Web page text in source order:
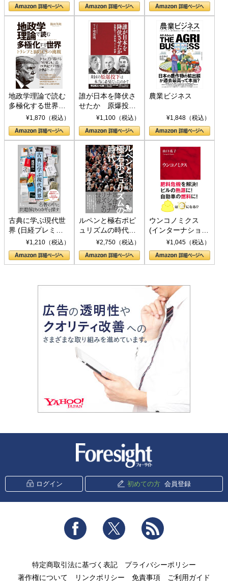
地政学理論で読む
多極化する世界：
トランプとBRICS
の挑戦
¥1,870（税込）
誰が日本を降伏さ
せたか 原爆投
下、ソ連参戦、そ
して聖断 (PHP新
書)
¥1,100（税込）
農業ビジネス
¥1,848（税込）
古典に学ぶ現代世
界 (日経プレミア
シリーズ)¥1,210（税込）
ルペンと極右ポピ
ュリズムの時代：
〈ヤヌス〉の二つ
の顔
¥2,750（税込）
ウンコノミクス
(インターナショナ
ル新書)¥1,045（税込）
ログイン 初めての方 会員登録
Facebook Twitter
特定商取引法に基づく表記
プライバシーポリシー
著作権について
リンクポリシー 免責事項 ご利用ガイド